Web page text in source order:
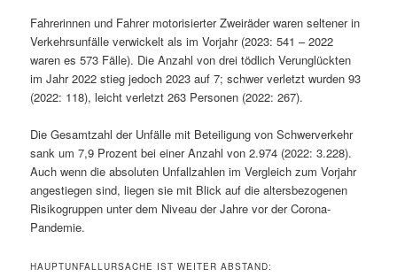
Fahrerinnen und Fahrer motorisierter Zweiräder waren seltener in
Verkehrsunfälle verwickelt als im Vorjahr (2023: 541 – 2022
waren es 573 Fälle). Die Anzahl von drei tödlich Verunglückten
im Jahr 2022 stieg jedoch 2023 auf 7; schwer verletzt wurden 93
(2022: 118), leicht verletzt 263 Personen (2022: 267).
Die Gesamtzahl der Unfälle mit Beteiligung von Schwerverkehr
sank um 7,9 Prozent bei einer Anzahl von 2.974 (2022: 3.228).
Auch wenn die absoluten Unfallzahlen im Vergleich zum Vorjahr
angestiegen sind, liegen sie mit Blick auf die altersbezogenen
Risikogruppen unter dem Niveau der Jahre vor der Corona-
Pandemie.
HAUPTUNFALLURSACHE IST WEITER ABSTAND: